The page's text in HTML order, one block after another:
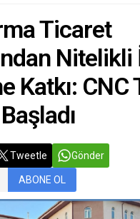
Ticaret
Nitelikli
Katkı: CNC
Tweetle Gönder
ABONE OL